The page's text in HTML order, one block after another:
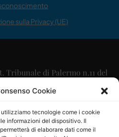
Cookie
tecnologie come i cookie
informazioni del dispositivo. Il
di elaborare dati come il
sulla Privacy (UE)
di Palermo n.11 del
2015
Maurizio Scaglione